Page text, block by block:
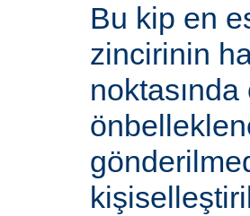
Bu kip en
zincirinin